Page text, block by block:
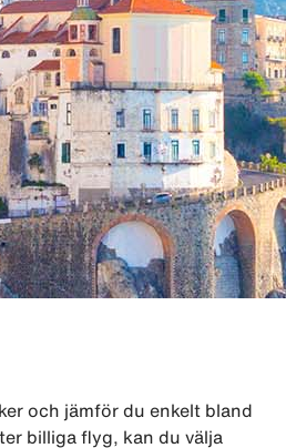
och jämför du enkelt bland
billiga flyg, kan du välja